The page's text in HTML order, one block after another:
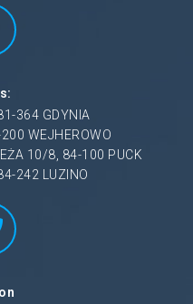
364 GDYNIA
WEJHEROWO
10/8, 84-100 PUCK
242 LUZINO